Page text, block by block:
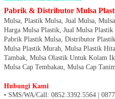
Pabrik & Distributor Mulsa
Mulsa, Plastik Mulsa, Jual Mulsa,
Harga Mulsa Plastik, Jual Mulsa
Pabrik Plastik Mulsa, Distributor
Mulsa Plastik Murah, Mulsa Plastik
Tambak, Mulsa Olastik Untuk Kolam
Mulsa Cap Tembakau, Mulsa Cap
Hubungi Kami
• SMS/WA/Call: 0852.3392.5564 |